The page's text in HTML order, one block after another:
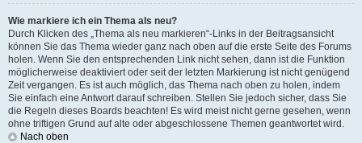
Wie markiere ich ein Thema als neu?
Durch Klicken des „Thema als neu markieren“-Links in der Beitragsansicht
können Sie das Thema wieder ganz nach oben auf die erste Seite des Forums
holen. Wenn Sie den entsprechenden Link nicht sehen, dann ist die Funktion
möglicherweise deaktiviert oder seit der letzten Markierung ist nicht genügend
Zeit vergangen. Es ist auch möglich, das Thema nach oben zu holen, indem
Sie einfach eine Antwort darauf schreiben. Stellen Sie jedoch sicher, dass Sie
die Regeln dieses Boards beachten! Es wird meist nicht gerne gesehen, wenn
ohne triftigen Grund auf alte oder abgeschlossene Themen geantwortet wird.
Nach oben